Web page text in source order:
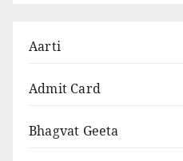
|
Katha
Aarti
Admit Card
Bhagvat Geeta